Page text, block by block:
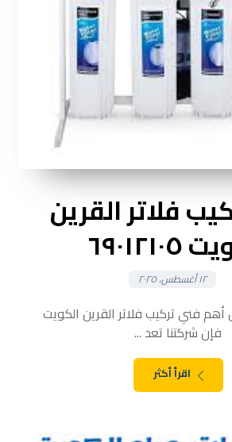
فلاتر القرين
١٢ أغسطس، ٢٠٢٥
فني تركيب فلاتر القرين الكويت
فإن شركتنا تعد ...
اقرأ أكثر